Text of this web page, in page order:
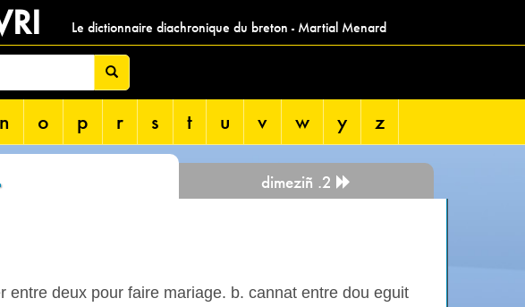
Le dictionnaire diachronique du breton - Martial Menard
n o p r s t u v w y z
dimeziñ .2
entre deux pour faire mariage. b. cannat entre dou eguit